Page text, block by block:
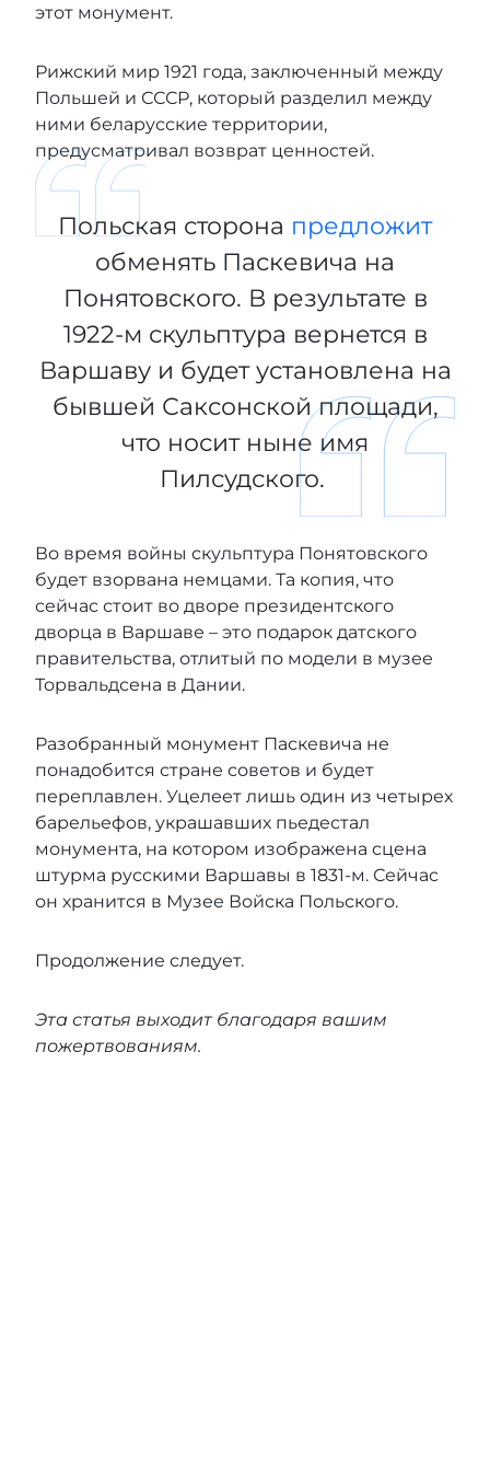
этот монумент.
Рижский мир 1921 года, заключенный между
Польшей и СССР, который разделил между
ними беларусские территории,
предусматривал возврат ценностей.
Польская сторона предложит
обменять Паскевича на
Понятовского. В результате в
1922-м скульптура вернется в
Варшаву и будет установлена на
бывшей Саксонской площади,
что носит ныне имя
Пилсудского.
Во время войны скульптура Понятовского
будет взорвана немцами. Та копия, что
сейчас стоит во дворе президентского
дворца в Варшаве – это подарок датского
правительства, отлитый по модели в музее
Торвальдсена в Дании.
Разобранный монумент Паскевича не
понадобится стране советов и будет
переплавлен. Уцелеет лишь один из четырех
барельефов, украшавших пьедестал
монумента, на котором изображена сцена
штурма русскими Варшавы в 1831-м. Сейчас
он хранится в Музее Войска Польского.
Продолжение следует.
Эта статья выходит благодаря вашим
пожертвованиям.